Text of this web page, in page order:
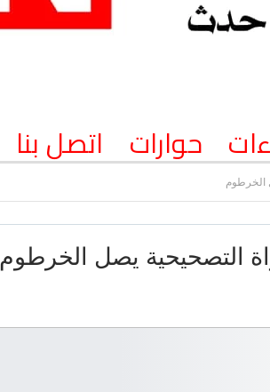
حوارات اتصل بنا
الخرطوم
التصحيحية يصل الخرطوم